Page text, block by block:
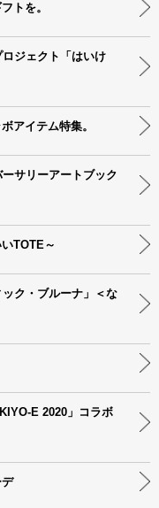
トを。
ジェクト「はいけ
アイテム特集。
サリーアートブック
TOTE～
ク・ブルーナ」＜な
E 2020」コラボ
デ